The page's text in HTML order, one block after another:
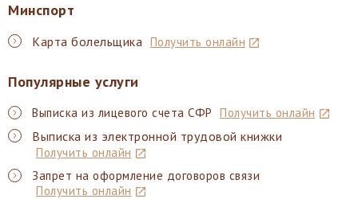
Минспорт
Карта болельщика Получить онлайн
Популярные услуги
Выписка из лицевого счета СФР Получить онлайн
Выписка из электронной трудовой книжки
Получить онлайн
Запрет на оформление договоров связи
Получить онлайн